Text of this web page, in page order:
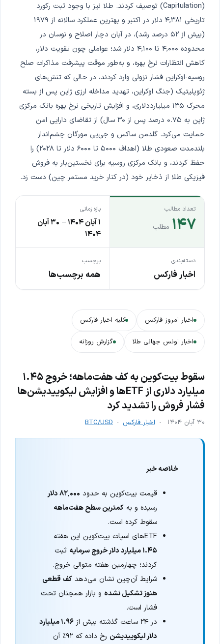
(Capitulation) توصیف کردند. طلا نیز با وجود ثبت رکورد
تاریخی ۴,۳۸۱ دلار در اکتبر و بهترین عملکرد سالانه از ۱۹۷۹
(بیش از ۵۲ درصد رشد)، در آبان دچار اصلاح و نوسان در
محدوده ۴,۰۰۰ تا ۴,۱۰۰ دلار شد؛ عواملی چون تقویت دلار،
کاهش انتظارات نرخ بهره، و به‌طور موقت پیشرفت مذاکرات صلح
روسیه-اوکراین فشار نزولی وارد کردند، در حالی که تنش‌های
ژئوپلیتیک (جنگ اوکراین، تهدید مداخله ارزی ژاپن پس از بسته
محرک ۱۳۵ میلیارددلاری، و افزایش تاریخی نرخ بهره بانک مرکزی
ژاپن به ۰.۷۵ درصد پس از ۳۰ سال) از تقاضای دارایی امن
حمایت می‌کرد. گلدمن ساکس و جی‌پی مورگان چشم‌انداز
بلندمدت صعودی طلا (اهداف ۵۰۰۰ تا ۶۰۰۰ دلار تا ۲۰۲۸) را
حفظ کردند، و بانک مرکزی روسیه برای نخستین‌بار به فروش
فیزیکی طلا از ذخایر خود (در کنار خرید مستمر چین) دست زد.
تعداد مطالب
۱۴۷ مطلب
بازه زمانی
۱ آبان ۱۴۰۴ –
۳۰ آبان
۱۴۰۴
دسته‌بندی
اخبار فارکس
برچسب
همه برچسب‌ها
اخبار امروز فارکس کلیه اخبار فارکس
اخبار اونس جهانی طلا گزارش روزانه
سقوط بیت‌کوین به کف هفت‌ماهه؛ خروج ۱.۴۵
میلیارد دلاری از ETFها و افزایش لیکوییدیشن‌ها
فشار فروش را تشدید کرد
۳۰ آبان ۱۴۰۴ اخبار فارکس BTC/USD
خلاصه خبر
قیمت بیت‌کوین به حدود ۸۲٬۰۰۰ دلار
رسیده و بهکمترین سطح هفت‌ماهه
سقوط کرده است.
ETFهای اسپات بیت‌کوین این هفته
۱.۴۵ میلیارد دلار خروج سرمایه
ثبت
کردند؛ چهارمین هفته متوالی خروج.
شرایط آن‌چین نشان می‌دهدکف قطعی
هنوز تشکیل نشده و بازار همچنان تحت
فشار است.
در ۲۴ ساعت گذشته بیش از
۱.۹۶ میلیارد
دلار لیکوییدیشن
رخ داده که ۹۲٪ آن